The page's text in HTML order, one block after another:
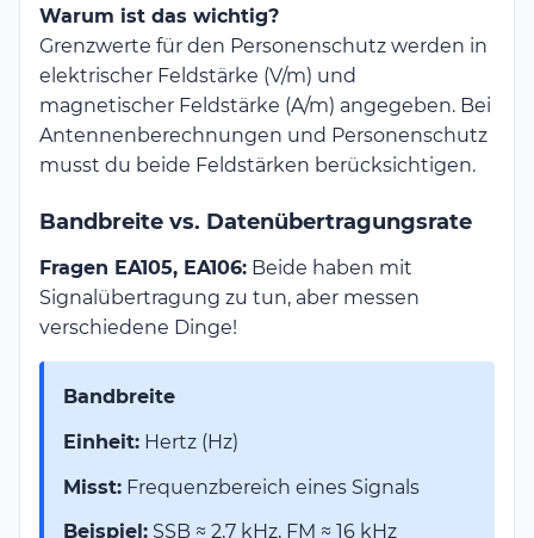
Warum ist das wichtig?
Grenzwerte für den Personenschutz werden in
elektrischer Feldstärke (V/m) und
magnetischer Feldstärke (A/m) angegeben. Bei
Antennenberechnungen und Personenschutz
musst du beide Feldstärken berücksichtigen.
Bandbreite vs. Datenübertragungsrate
Fragen EA105, EA106: Beide haben mit
Signalübertragung zu tun, aber messen
verschiedene Dinge!
Bandbreite
Einheit: Hertz (Hz)
Misst: Frequenzbereich eines Signals
Beispiel: SSB ≈ 2,7 kHz, FM ≈ 16 kHz